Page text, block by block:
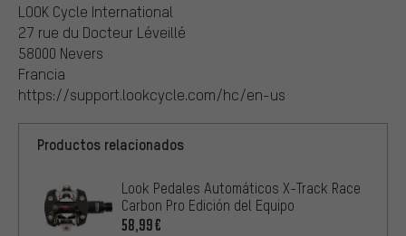
LOOK Cycle International
27 rue du Docteur Léveillé
58000 Nevers
Francia
https://support.lookcycle.com/hc/en-us
Productos relacionados
Look Pedales Automáticos X-Track Race
Carbon Pro Edición del Equipo
58,99€